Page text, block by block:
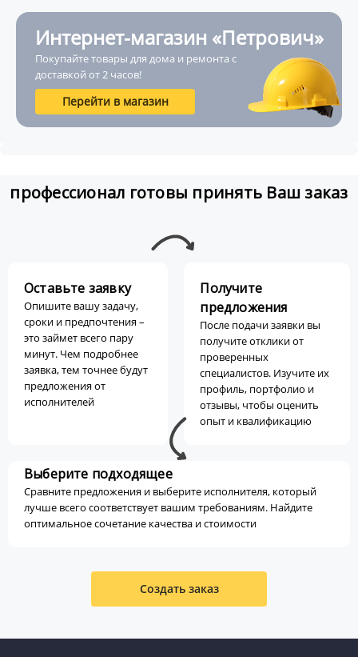
Интернет-магазин «Петрович»
Покупайте товары для дома и ремонта с
доставкой от 2 часов!
Перейти в магазин
профессионал готовы принять Ваш заказ
Оставьте заявку
Опишите вашу задачу,
сроки и предпочтения –
это займет всего пару
минут. Чем подробнее
заявка, тем точнее будут
предложения от
исполнителей
Получите
предложения
После подачи заявки вы
получите отклики от
проверенных
специалистов. Изучите их
профиль, портфолио и
отзывы, чтобы оценить
опыт и квалификацию
Выберите подходящее
Сравните предложения и выберите исполнителя, который
лучше всего соответствует вашим требованиям. Найдите
оптимальное сочетание качества и стоимости
Создать заказ